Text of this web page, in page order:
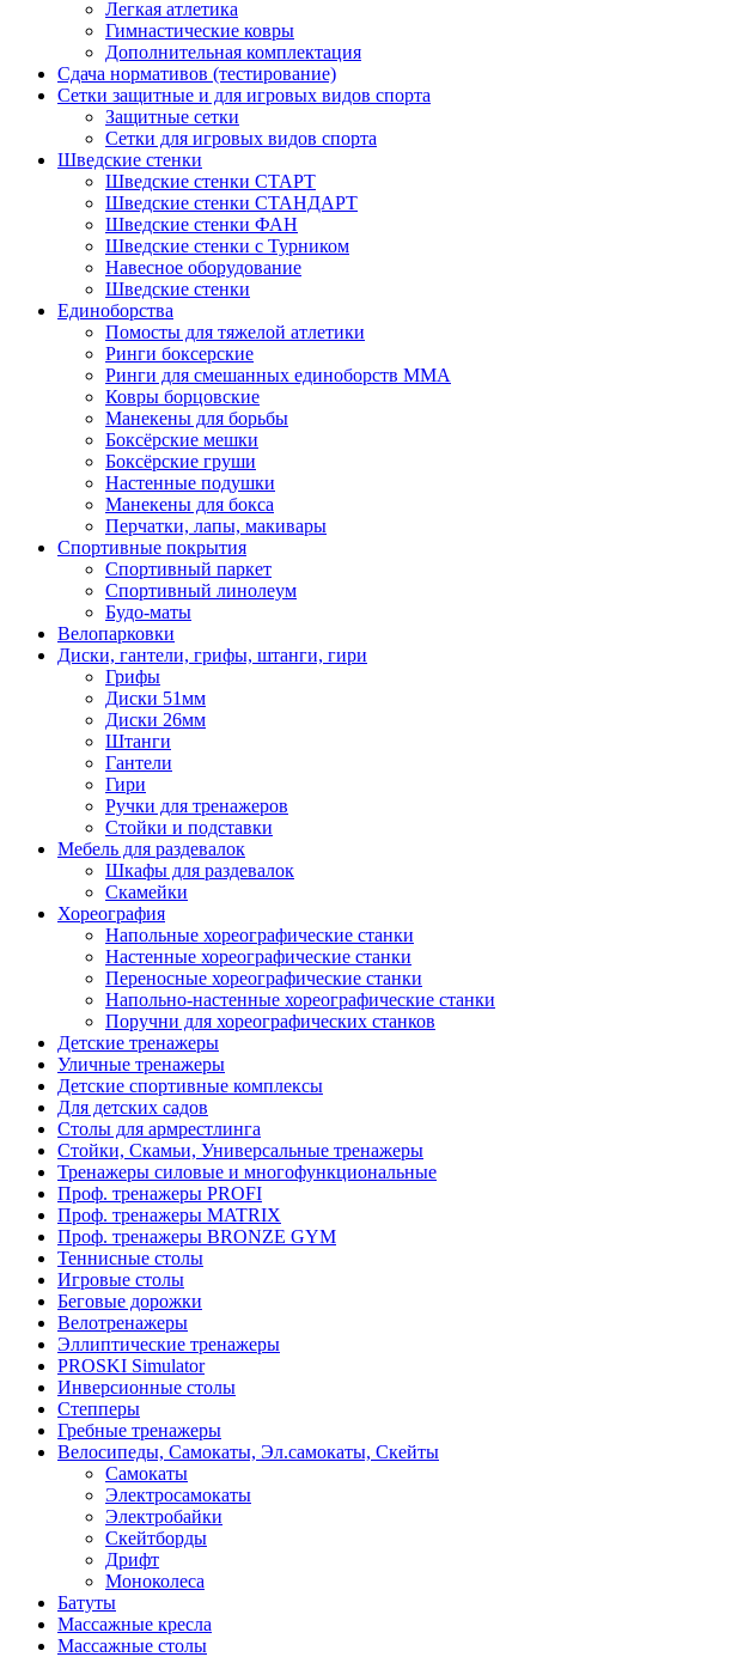
Легкая атлетика
Гимнастические ковры
Дополнительная комплектация
Сдача нормативов (тестирование)
Сетки защитные и для игровых видов спорта
Защитные сетки
Сетки для игровых видов спорта
Шведские стенки
Шведские стенки СТАРТ
Шведские стенки СТАНДАРТ
Шведские стенки ФАН
Шведские стенки с Турником
Навесное оборудование
Шведские стенки
Единоборства
Помосты для тяжелой атлетики
Ринги боксерские
Ринги для смешанных единоборств ММА
Ковры борцовские
Манекены для борьбы
Боксёрские мешки
Боксёрские груши
Настенные подушки
Манекены для бокса
Перчатки, лапы, макивары
Спортивные покрытия
Спортивный паркет
Спортивный линолеум
Будо-маты
Велопарковки
Диски, гантели, грифы, штанги, гири
Грифы
Диски 51мм
Диски 26мм
Штанги
Гантели
Гири
Ручки для тренажеров
Стойки и подставки
Мебель для раздевалок
Шкафы для раздевалок
Скамейки
Хореография
Напольные хореографические станки
Настенные хореографические станки
Переносные хореографические станки
Напольно-настенные хореографические станки
Поручни для хореографических станков
Детские тренажеры
Уличные тренажеры
Детские спортивные комплексы
Для детских садов
Столы для армрестлинга
Стойки, Скамьи, Универсальные тренажеры
Тренажеры силовые и многофункциональные
Проф. тренажеры PROFI
Проф. тренажеры MATRIX
Проф. тренажеры BRONZE GYM
Теннисные столы
Игровые столы
Беговые дорожки
Велотренажеры
Эллиптические тренажеры
PROSKI Simulator
Инверсионные столы
Степперы
Гребные тренажеры
Велосипеды, Самокаты, Эл.самокаты, Скейты
Самокаты
Электросамокаты
Электробайки
Скейтборды
Дрифт
Моноколеса
Батуты
Массажные кресла
Массажные столы